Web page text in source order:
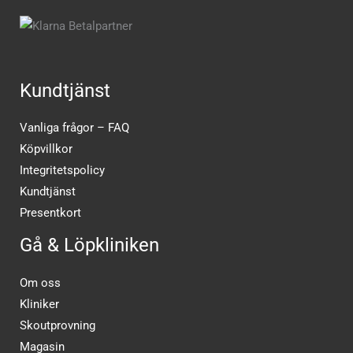
Kundtjänst
Vanliga frågor – FAQ
Köpvillkor
Integritetspolicy
Kundtjänst
Presentkort
Gå & Löpkliniken
Om oss
Kliniker
Skoutprovning
Magasin